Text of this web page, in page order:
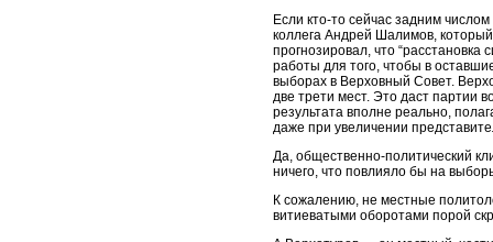
Если кто-то сейчас задним
коллега Андрей Шалимов,
прогнозировал, что “расстановка
работы для того, чтобы в
выборах в Верховный Совет.
две трети мест. Это даст партии
результата вполне реально,
даже при увеличении
Да, общественно-политический
ничего, что повлияло бы на
К сожалению, не местные
витиеватыми оборотами порой